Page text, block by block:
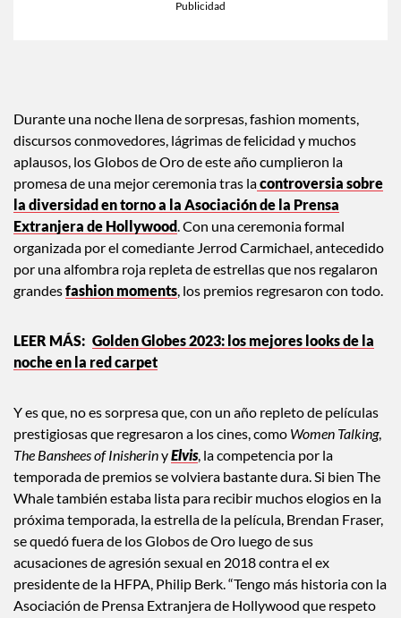
Durante una noche llena de sorpresas, fashion moments,
discursos conmovedores, lágrimas de felicidad y muchos
aplausos, los Globos de Oro de este año cumplieron la
promesa de una mejor ceremonia tras lacontroversia sobre
la diversidad en torno a la Asociación de la Prensa
Extranjera de Hollywood. Con una ceremonia formal
organizada por el comediante Jerrod Carmichael, antecedido
por una alfombra roja repleta de estrellas que nos regalaron
grandesfashion moments, los premios regresaron con todo.
Golden Globes 2023: los mejores looks de la
noche en la red carpet
Y es que, no es sorpresa que, con un año repleto de películas
prestigiosas que regresaron a los cines, como Women Talking,
The Banshees of InisherinyElvis, la competencia por la
temporada de premios se volviera bastante dura. Si bien The
Whale también estaba lista para recibir muchos elogios en la
próxima temporada, la estrella de la película, Brendan Fraser,
se quedó fuera de los Globos de Oro luego de sus
acusaciones de agresión sexual en 2018 contra el ex
presidente de la HFPA, Philip Berk. “Tengo más historia con la
Asociación de Prensa Extranjera de Hollywood que respeto